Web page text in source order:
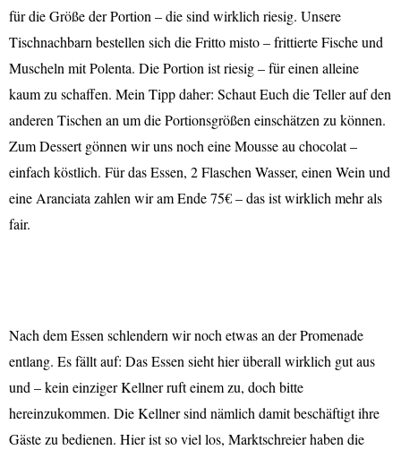
für die Größe der Portion – die sind wirklich riesig. Unsere
Tischnachbarn bestellen sich die Fritto misto – frittierte Fische und
Muscheln mit Polenta. Die Portion ist riesig – für einen alleine
kaum zu schaffen. Mein Tipp daher: Schaut Euch die Teller auf den
anderen Tischen an um die Portionsgrößen einschätzen zu können.
Zum Dessert gönnen wir uns noch eine Mousse au chocolat –
einfach köstlich. Für das Essen, 2 Flaschen Wasser, einen Wein und
eine Aranciata zahlen wir am Ende 75€ – das ist wirklich mehr als
fair.
Nach dem Essen schlendern wir noch etwas an der Promenade
entlang. Es fällt auf: Das Essen sieht hier überall wirklich gut aus
und – kein einziger Kellner ruft einem zu, doch bitte
hereinzukommen. Die Kellner sind nämlich damit beschäftigt ihre
Gäste zu bedienen. Hier ist so viel los, Marktschreier haben die